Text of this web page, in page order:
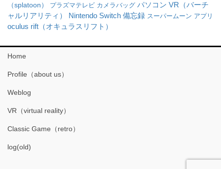
（splatoon）
プラズマテレビ カメラバッグ パソコン VR（バーチ
ャルリアリティ）
Nintendo Switch 備忘録 スーパームーン アプリ
oculus rift（オキュラスリフト）
Home
Profile（about us）
Weblog
VR（virtual reality）
Classic Game（retro）
log(old)